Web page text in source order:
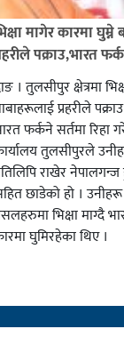
मागेर कारमा
पक्राउ,भारत
। तुलसीपुर क्षेत्रमा
प्रहरीले
फर्कने सर्तमा रिहा
तुलसीपुरले
राखेर
छाडेको हो ।
भिक्षा माग्दै
घुमिरहेका थिए ।